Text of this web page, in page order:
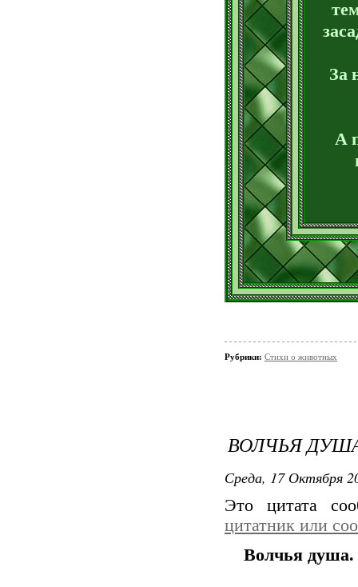
За
А
Рубрики: Стихи о животных
ВОЛЧЬЯ
Среда, 17 Октября
Это цитата
цитатник или
Волчья душа.